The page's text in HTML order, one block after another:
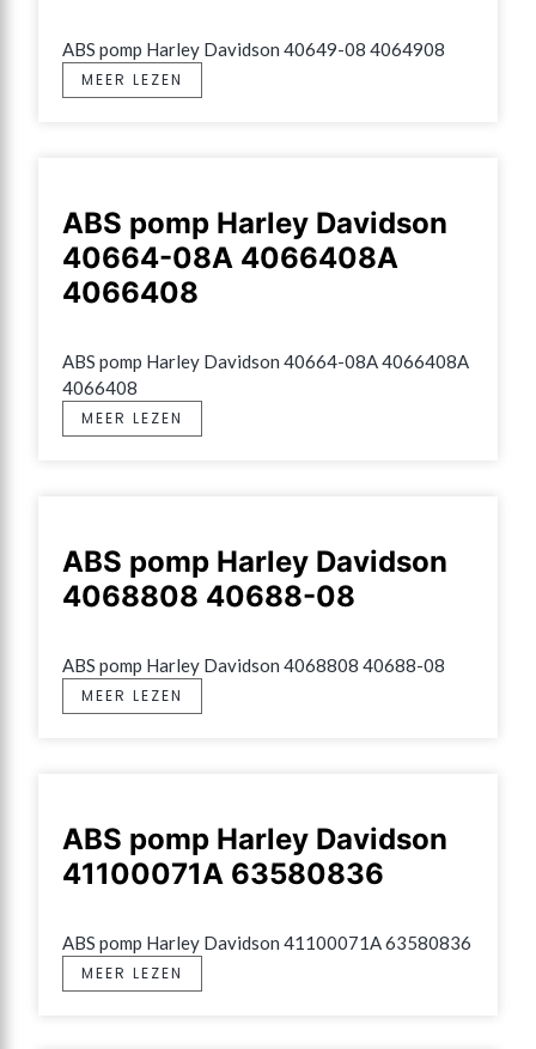
ABS pomp Harley Davidson 40649-08 4064908
MEER LEZEN
ABS pomp Harley Davidson
40664-08A 4066408A
4066408
ABS pomp Harley Davidson 40664-08A 4066408A
4066408
MEER LEZEN
ABS pomp Harley Davidson
4068808 40688-08
ABS pomp Harley Davidson 4068808 40688-08
MEER LEZEN
ABS pomp Harley Davidson
41100071A 63580836
ABS pomp Harley Davidson 41100071A 63580836
MEER LEZEN